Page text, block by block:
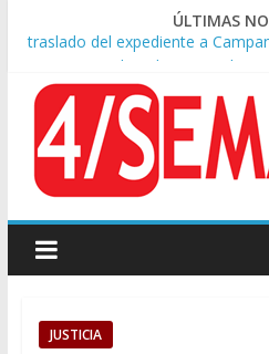
ÚLTIMAS
A pocas cuadras de La
Día de San Cayetano: masiva
sindicatos y organizaciones
Pesar por la muerte de
y conductor de TV
Tras la aprobación de la ley de
Causa AFA: el juez Amarante
traslado del expediente a
JUSTICIA